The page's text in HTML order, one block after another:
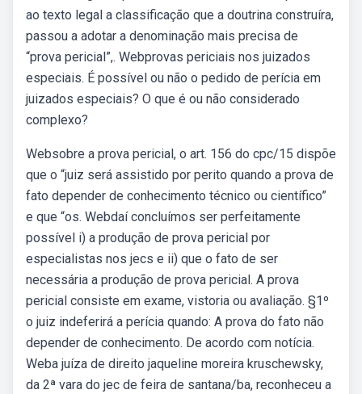
ao texto legal a classificação que a doutrina construíra,
passou a adotar a denominação mais precisa de
“prova pericial”,. Webprovas periciais nos juizados
especiais. É possível ou não o pedido de perícia em
juizados especiais? O que é ou não considerado
complexo?
Websobre a prova pericial, o art. 156 do cpc/15 dispõe
que o “juiz será assistido por perito quando a prova de
fato depender de conhecimento técnico ou científico”
e que “os. Webdaí concluímos ser perfeitamente
possível i) a produção de prova pericial por
especialistas nos jecs e ii) que o fato de ser
necessária a produção de prova pericial. A prova
pericial consiste em exame, vistoria ou avaliação. §1º
o juiz indeferirá a perícia quando: A prova do fato não
depender de conhecimento. De acordo com notícia.
Weba juíza de direito jaqueline moreira kruschewsky,
da 2ª vara do jec de feira de santana/ba, reconheceu a